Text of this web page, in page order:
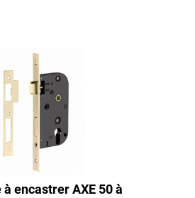
à encastrer AXE 50 à